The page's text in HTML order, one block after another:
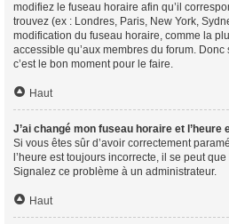
modifiez le fuseau horaire afin qu’il
trouvez (ex : Londres, Paris, New York,
modification du fuseau horaire, comme la
accessible qu’aux membres du forum. Donc
c’est le bon moment pour le faire.
Haut
J’ai changé mon fuseau horaire et
Si vous êtes sûr d’avoir correctement
l’heure est toujours incorrecte, il se peut
Signalez ce problème à un administrateur.
Haut